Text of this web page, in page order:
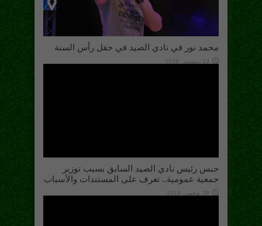
محمد نور في نادي الصيد في حفل رأس السنة
13 ديسمبر، 2018
حبس رئيس نادي الصيد السابق بسبب توزير
جمعية عمومية.. تعرف على المستندات والأسباب
26 نوفمبر، 2018